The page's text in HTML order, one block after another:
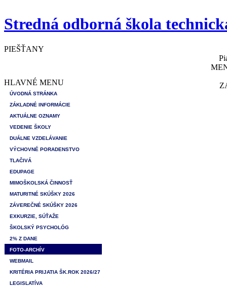
Stredná odborná škola
PIEŠŤANY
HLAVNÉ MENU
ÚVODNÁ STRÁNKA
ZÁKLADNÉ INFORMÁCIE
AKTUÁLNE OZNAMY
VEDENIE ŠKOLY
DUÁLNE VZDELÁVANIE
VÝCHOVNÉ PORADENSTVO
TLAČIVÁ
EDUPAGE
MIMOŠKOLSKÁ ČINNOSŤ
MATURITNÉ SKÚŠKY 2026
ZÁVEREČNÉ SKÚŠKY 2026
EXKURZIE, SÚŤAŽE
ŠKOLSKÝ PSYCHOLÓG
2% Z DANE
FOTO-ARCHÍV
WEBMAIL
KRITÉRIA PRIJATIA ŠK.ROK 2026/27
LEGISLATÍVA